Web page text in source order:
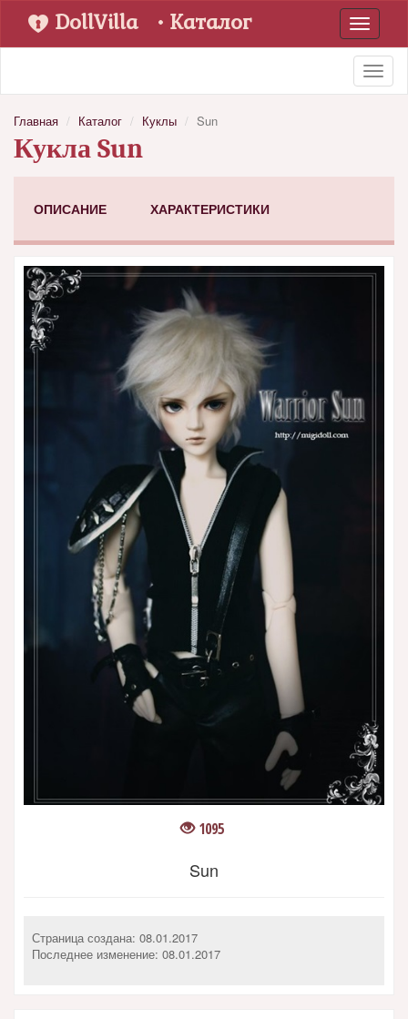
Toggle
DollVilla • Каталог
Главная Каталог Куклы Sun
Кукла Sun
ОПИСАНИЕ ХАРАКТЕРИСТИКИ
1095
Sun
Страница создана: 08.01.2017
Последнее изменение: 08.01.2017